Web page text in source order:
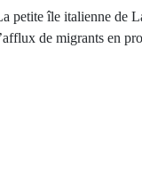
petite île italienne de
de migrants en